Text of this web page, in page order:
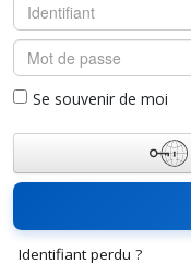
Mot de passe
Se souvenir de moi
Identifiant perdu ?